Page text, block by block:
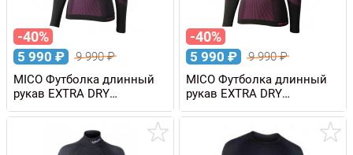
-40%
5 990 ₽ 9 990₽
MICO Футболка длинный
рукав EXTRA DRY
SKINTECH с воротом,
женская
-40%
5 990 ₽ 9 990₽
MICO Футболка длинный
рукав EXTRA DRY
SKINTECH женская